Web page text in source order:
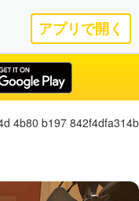
アプリで開く